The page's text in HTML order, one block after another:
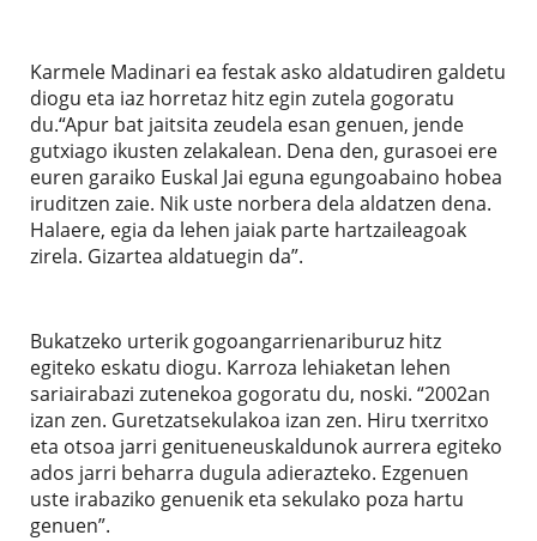
Karmele Madinari ea festak asko aldatudiren galdetu
diogu eta iaz horretaz hitz egin zutela gogoratu
du.“Apur bat jaitsita zeudela esan genuen, jende
gutxiago ikusten zelakalean. Dena den, gurasoei ere
euren garaiko Euskal Jai eguna egungoabaino hobea
iruditzen zaie. Nik uste norbera dela aldatzen dena.
Halaere, egia da lehen jaiak parte hartzaileagoak
zirela. Gizartea aldatuegin da”.
Bukatzeko urterik gogoangarrienariburuz hitz
egiteko eskatu diogu. Karroza lehiaketan lehen
sariairabazi zutenekoa gogoratu du, noski. “2002an
izan zen. Guretzatsekulakoa izan zen. Hiru txerritxo
eta otsoa jarri genitueneuskaldunok aurrera egiteko
ados jarri beharra dugula adierazteko. Ezgenuen
uste irabaziko genuenik eta sekulako poza hartu
genuen”.